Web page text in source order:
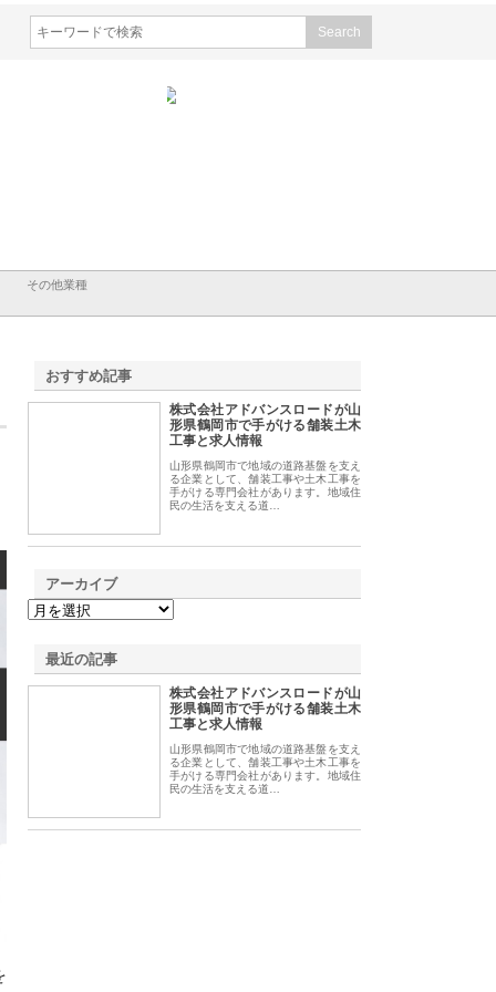
その他業種
おすすめ記事
株式会社アドバンスロードが山
形県鶴岡市で手がける舗装土木
工事と求人情報
山形県鶴岡市で地域の道路基盤を支え
る企業として、舗装工事や土木工事を
手がける専門会社があります。地域住
民の生活を支える道…
アーカイブ
最近の記事
株式会社アドバンスロードが山
形県鶴岡市で手がける舗装土木
工事と求人情報
山形県鶴岡市で地域の道路基盤を支え
る企業として、舗装工事や土木工事を
手がける専門会社があります。地域住
民の生活を支える道…